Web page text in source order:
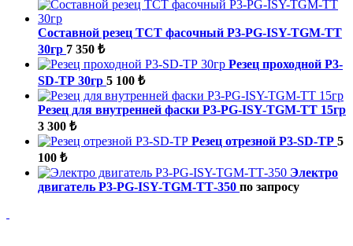
Составной резец TCT фасочный P3-PG-ISY-TGM-ТТ
30гр 7 350 ₺
Резец проходной P3-
SD-ТР 30гр 5 100 ₺
Резец для внутренней фаски P3-PG-ISY-TGM-ТТ 15гр
3 300 ₺
Резец отрезной P3-SD-ТР 5
100 ₺
Электро
двигатель P3-PG-ISY-TGM-ТТ-350 по запросу